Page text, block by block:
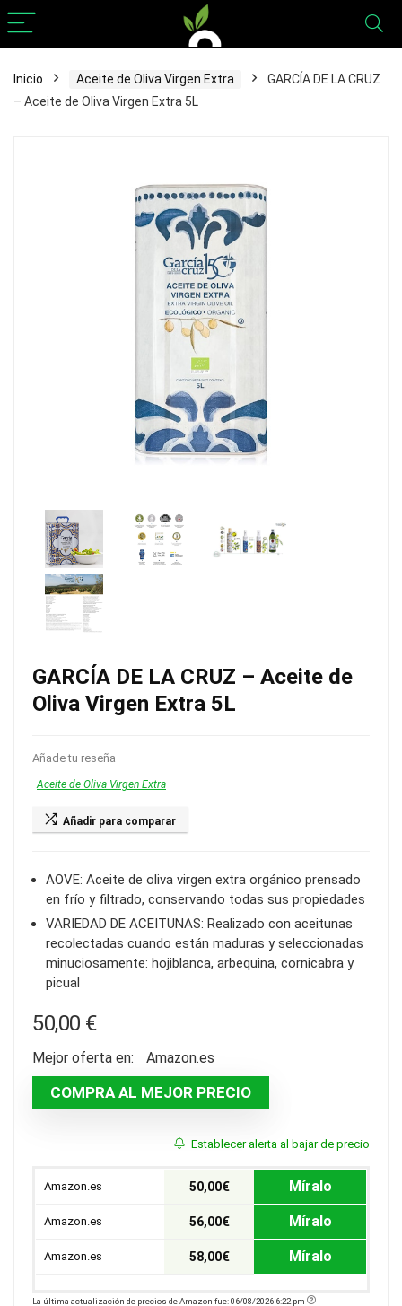
Inicio Aceite de Oliva Virgen Extra
GARCÍA DE LA CRUZ
– Aceite de Oliva Virgen Extra 5L
GARCÍA DE LA CRUZ – Aceite de
Oliva Virgen Extra 5L
Añade tu reseña
Aceite de Oliva Virgen Extra
Añadir para comparar
AOVE: Aceite de oliva virgen extra orgánico prensado
en frío y filtrado, conservando todas sus propiedades
VARIEDAD DE ACEITUNAS: Realizado con aceitunas
recolectadas cuando están maduras y seleccionadas
minuciosamente: hojiblanca, arbequina, cornicabra y
picual
50,00 €
Mejor oferta en: Amazon.es
COMPRA AL MEJOR PRECIO
Establecer alerta al bajar de precio
Amazon.es 50,00€ Míralo
Amazon.es 56,00€ Míralo
Amazon.es 58,00€ Míralo
La última actualización de precios de Amazon fue: 06/08/2026 6:22 pm